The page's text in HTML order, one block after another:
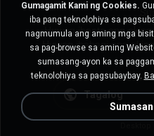
Huwag ibenta ang
Huwag ibahagi ang
Tagalog
Gumagamit Kami ng Cookies.
iba pang teknolohiya sa
nagmumula ang aming mga
sa pag-browse sa aming
sumasang-ayon ka sa
teknolohiya sa pagsubaybay.